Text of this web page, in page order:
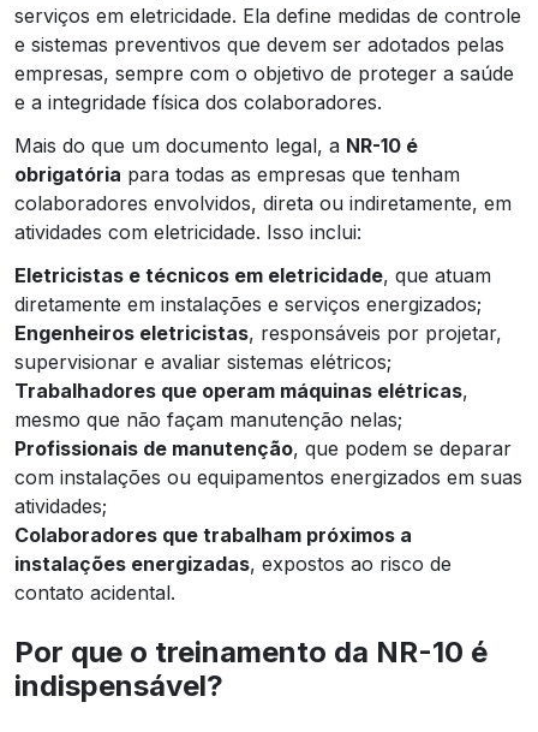
serviços em eletricidade. Ela define medidas de controle
e sistemas preventivos que devem ser adotados pelas
empresas, sempre com o objetivo de proteger a saúde
e a integridade física dos colaboradores.
Mais do que um documento legal, a NR-10 é
obrigatória para todas as empresas que tenham
colaboradores envolvidos, direta ou indiretamente, em
atividades com eletricidade. Isso inclui:
Eletricistas e técnicos em eletricidade, que atuam
diretamente em instalações e serviços energizados;
Engenheiros eletricistas, responsáveis por projetar,
supervisionar e avaliar sistemas elétricos;
Trabalhadores que operam máquinas elétricas,
mesmo que não façam manutenção nelas;
Profissionais de manutenção, que podem se deparar
com instalações ou equipamentos energizados em suas
atividades;
Colaboradores que trabalham próximos a
instalações energizadas, expostos ao risco de
contato acidental.
Por que o treinamento da NR-10 é
indispensável?